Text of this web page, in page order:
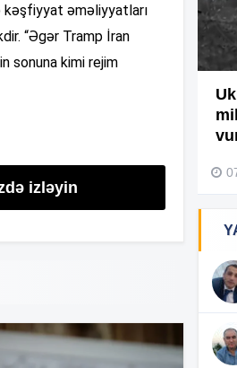
kəşfiyyat əməliyyatları
“Əgər Tramp İran
sonuna kimi rejim
izləyin